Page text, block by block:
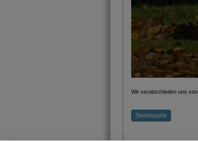
Wir verabschieden uns
Sterbeparte